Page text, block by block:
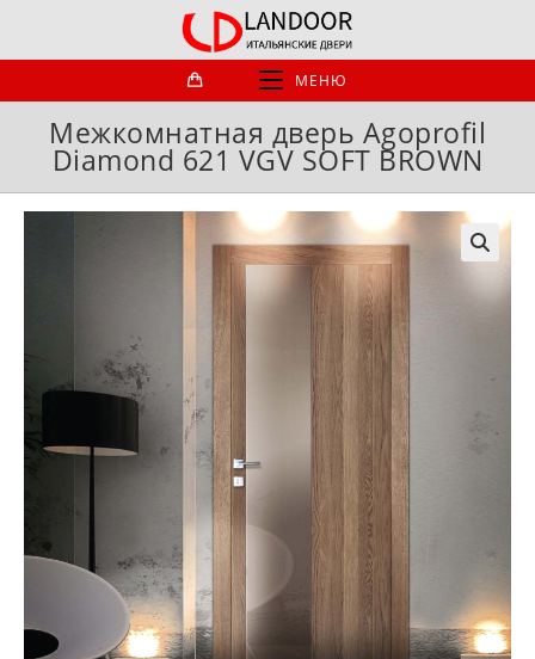
МЕНЮ
Межкомнатная дверь Agoprofil
Diamond 621 VGV SOFT BROWN